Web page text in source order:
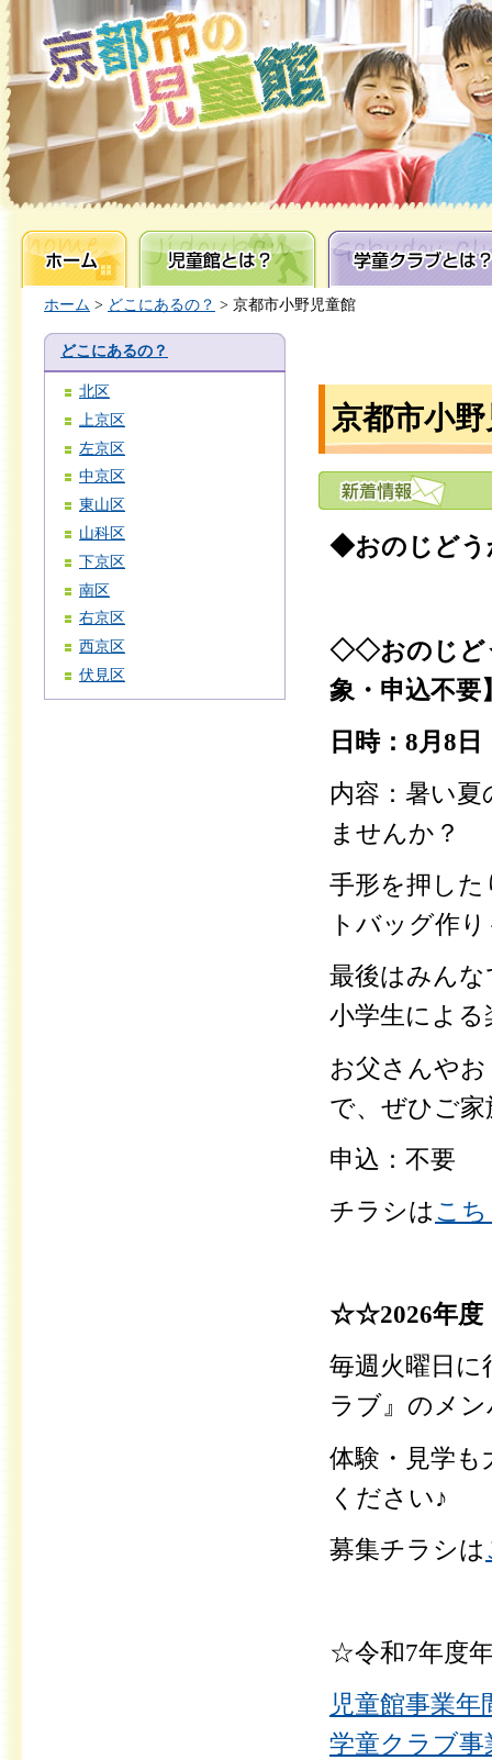
ホーム 児童館とは？ 学童クラブとは？
ホーム > どこにあるの？ > 京都市小野児童館
どこにあるの？
北区
上京区
左京区
中京区
東山区
山科区
下京区
南区
右京区
西京区
伏見区
京都市小
◆おのじどう
◇◇おのじど
象・申込不
日時：8 月8日
内容：暑い
ませんか？
手形を押し
トバッグ作
最後はみん
小学生によ
お父さんや
で、ぜひご
申込：不要
チラシは こ
☆☆2026年度
毎週火曜日
ラブ』のメ
体験・見学も
ください♪
募集チラシは
☆令和7年度
児童館事業年
学童クラブ事